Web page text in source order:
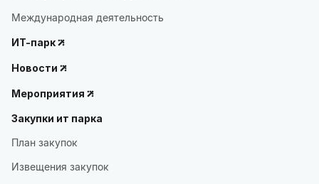
Международная деятельность
ИТ-парк
Новости
Мероприятия
Закупки ит парка
План закупок
Извещения закупок